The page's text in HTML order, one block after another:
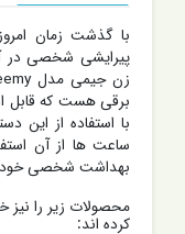
با گذشت زمان
پیرایشی شخصی
برقی هست که قابل
با استفاده از این
ساعت ها از آن
بهداشت شخصی
محصولات زیر را نیز
کرده اند: